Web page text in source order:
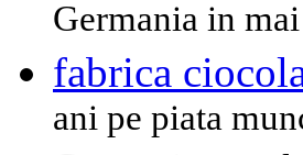
Germania in
fabrica
ani pe piata